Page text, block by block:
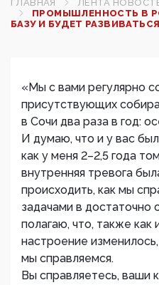
ГЛАВНАЯ
ЛЕНТА
ПРОМЫШЛЕННОСТЬ В
БАЗУ И БУДЕТ
«Мы с вами регулярно
присутствующих
в Сочи два раза в год:
И думаю, что и у вас
как у меня 2–2,5 года
внутренняя тревога
происходить, как мы
задачами в достаточно
полагаю, что, также как
настроение
мы справляемся.
Вы справляетесь, ваши